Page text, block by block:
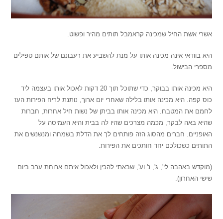
אשרי אשת החיל שמכינה קראמבל תותים מהיר ופשוט.
היא בוודאי אינה מכינה אותו על מנת להשביע את רעבונם של אותם טפילים
מספרי הבישול.
היא מכינה אותו בבוקר, כדי שתוכל תוך 20 דקות לאכול אותו בעצמה ליד
כוס קפה. היא מכינה אותו בלילה שאחרי יום ארוך, נותנת לריח הפירות העז
לחמם את המטבח. היא מכינה אותו בביתן של נשות חיל אחרות, חברות
שהיא באה לבקר, מכמה מצרכים שהיו לה בבית והיא העמיסה על
האופניים. חברים מהסוג הזה פותחים לך את הדלת בשמחה ומנשנשים את
התותים כשכולכם יחד חותכים את הפירות.
(מוקדש באהבה לי', ג', נ' וע', שבאתי להכין ולאכול איתם ארוחת ערב ביום
שישי האחרון).